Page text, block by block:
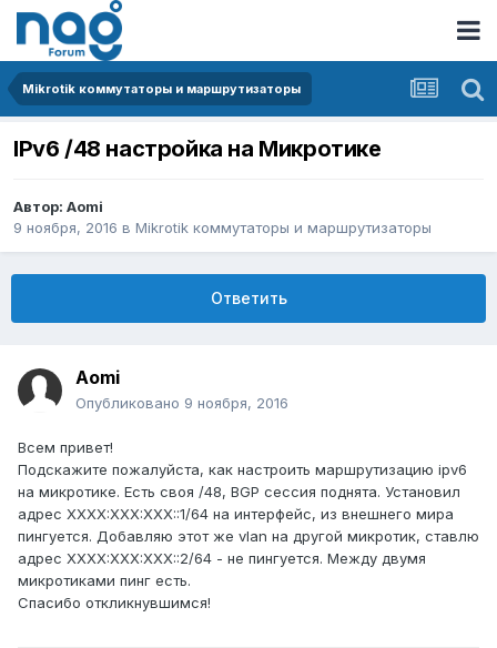
Mikrotik коммутаторы и маршрутизаторы
IPv6 /48 настройка на Микротике
Автор: Aomi
9 ноября, 2016 в Mikrotik коммутаторы и маршрутизаторы
Ответить
Aomi
Опубликовано 9 ноября, 2016
Всем привет!
Подскажите пожалуйста, как настроить маршрутизацию ipv6
на микротике. Есть своя /48, BGP сессия поднята. Установил
адрес XXXX:XXX:XXX::1/64 на интерфейс, из внешнего мира
пингуется. Добавляю этот же vlan на другой микротик, ставлю
адрес XXXX:XXX:XXX::2/64 - не пингуется. Между двумя
микротиками пинг есть.
Спасибо откликнувшимся!